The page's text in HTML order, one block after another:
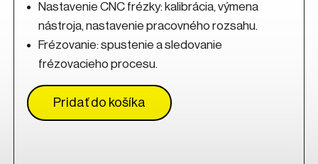
Nastavenie CNC frézky: kalibrácia, výmena
nástroja, nastavenie pracovného rozsahu.
Frézovanie: spustenie a sledovanie
frézovacieho procesu.
Pridať do košíka Odkaz sa otvorí na novej